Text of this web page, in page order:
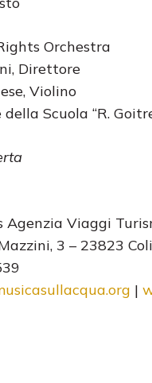
Orchestra
Direttore
Violino
Scuola “R.
Agenzia Viaggi
3 – 23823
|